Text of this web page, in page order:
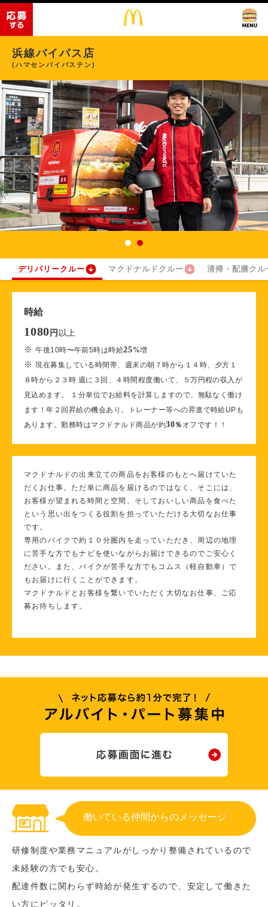
浜線バイパス店
(ハマセンバイパステン)
デリバリークルー マクドナルドクルー 清掃・配膳クル
時給
1080 円 以上
※午後10時〜午前5時は時給25%増
※現在募集している時間帯、週末の朝７時から１４時、夕方１
８時から２３時 週に３回、４時間程度働いて、５万円程の収入が
見込めます。 １分単位でお給料を計算しますので、無駄なく働け
ます！年２回昇給の機会あり。トレーナー等への昇進で時給UPも
あります。勤務時はマクドナルド商品が約30％ オフです！！
マクドナルドの出来立ての商品をお客様のもとへ届けていた
だくお仕事。ただ単に商品を届けるのではなく、そこには、
お客様が望まれる時間と空間、そしておいしい商品を食べた
という思い出をつくる役割を担っていただける大切なお仕事
です。
専用のバイクで約１０分圏内を走っていただき、周辺の地理
に苦手な方でもナビを使いながらお届けできるのでご安心く
ださい。また、バイクが苦手な方でもコムス（軽自動車）で
もお届けに行くことができます。
マクドナルドとお客様を繋いでいただく大切なお仕事、ご応
募お待ちします。
働いている仲間からのメッセージ
研修制度や業務マニュアルがしっかり整備されているので
未経験の方でも安心。
配達件数に関わらず時給が発生するので、安定して働きた
い方にピッタリ。